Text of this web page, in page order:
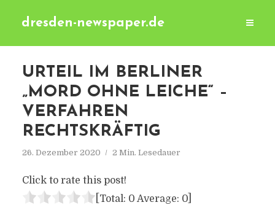
dresden-newspaper.de
URTEIL IM BERLINER
„MORD OHNE LEICHE“ –
VERFAHREN
RECHTSKRÄFTIG
26. Dezember 2020 2 Min. Lesedauer
Click to rate this post!
[Total: 0 Average: 0]